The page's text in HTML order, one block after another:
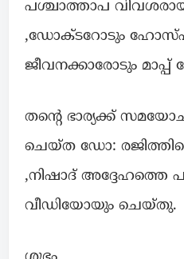
പശ്ചാത്താപ
,ഡോക്ടറോടും
ജീവനക്കാരോടും മാപ്പ്
തൻ്റെ ഭാര്യക്ക്
ചെയ്ത ഡോ:
,നിഷാദ്
വീഡിയോയും ചെയ്തു.